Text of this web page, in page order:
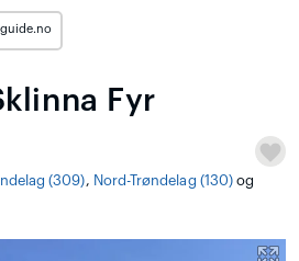
Fyr
(309), Nord-Trøndelag (130)og